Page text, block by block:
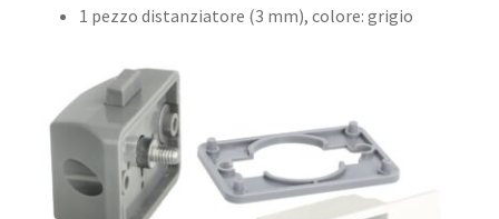
1 pezzo distanziatore (3 mm), colore: grigio